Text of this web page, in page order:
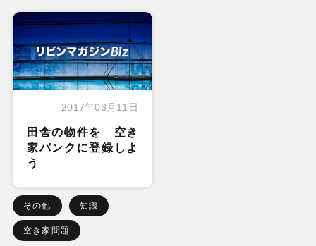
2017年03月11日
田舎の物件を 空き
家バンクに登録しよ
う
その他 知識
空き家問題